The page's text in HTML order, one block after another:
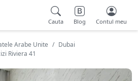
Cauta Blog Contul meu
Arabe Unite
Dubai
Riviera 41